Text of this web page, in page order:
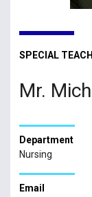
SPECIAL
Mr.
Department
Nursing
Email